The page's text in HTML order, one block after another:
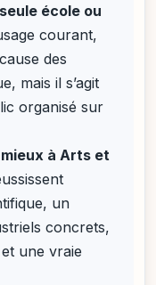
école ou
courant,
des
mais il s’agit
organisé sur
à Arts et
un
concrets,
une vraie